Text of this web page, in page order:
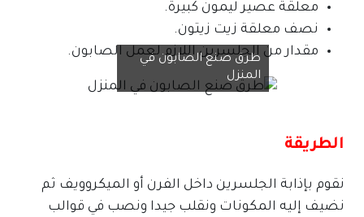
معلقة عصير ليمون كبيرة.
نصف معلقة زيت زيتون.
مقدار من الجلسرين اللازم لعمل الصابون.
طرق صنع الصابون في
المنزل
الطريقة
نقوم بإذابة الجلسرين داخل الفرن أو الميكروويف ثم
نضيف إليه المكونات ونقلب جيدا ونصب في قوالب